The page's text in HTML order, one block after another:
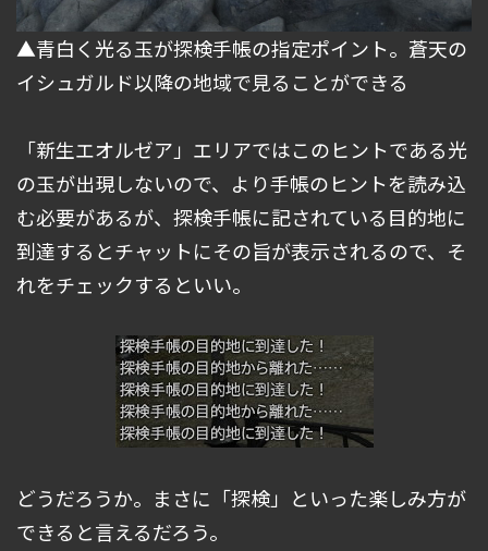
▲青白く光る玉が探検手帳の指定ポイント。蒼天の
イシュガルド以降の地域で見ることができる
「新生エオルゼア」エリアではこのヒントである光
の玉が出現しないので、より手帳のヒントを読み込
む必要があるが、探検手帳に記されている目的地に
到達するとチャットにその旨が表示されるので、そ
れをチェックするといい。
どうだろうか。まさに「探検」といった楽しみ方が
できると言えるだろう。